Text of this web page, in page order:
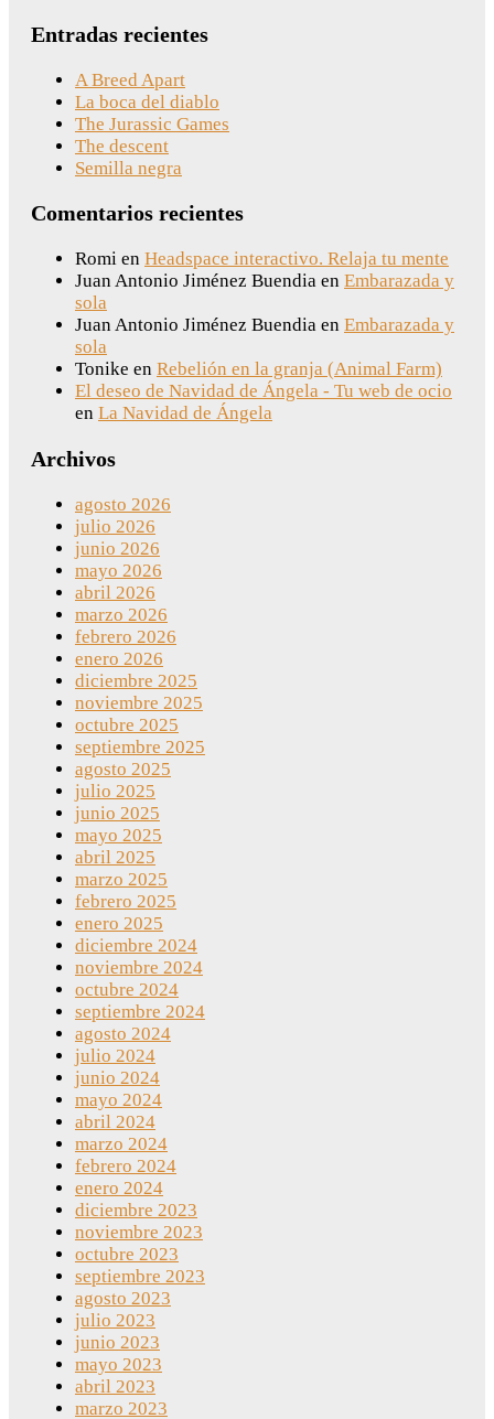
Entradas recientes
A Breed Apart
La boca del diablo
The Jurassic Games
The descent
Semilla negra
Comentarios recientes
Romi en Headspace interactivo. Relaja tu mente
Juan Antonio Jiménez Buendia en Embarazada y
sola
Juan Antonio Jiménez Buendia en Embarazada y
sola
Tonike en Rebelión en la granja (Animal Farm)
El deseo de Navidad de Ángela - Tu web de ocio
en La Navidad de Ángela
Archivos
agosto 2026
julio 2026
junio 2026
mayo 2026
abril 2026
marzo 2026
febrero 2026
enero 2026
diciembre 2025
noviembre 2025
octubre 2025
septiembre 2025
agosto 2025
julio 2025
junio 2025
mayo 2025
abril 2025
marzo 2025
febrero 2025
enero 2025
diciembre 2024
noviembre 2024
octubre 2024
septiembre 2024
agosto 2024
julio 2024
junio 2024
mayo 2024
abril 2024
marzo 2024
febrero 2024
enero 2024
diciembre 2023
noviembre 2023
octubre 2023
septiembre 2023
agosto 2023
julio 2023
junio 2023
mayo 2023
abril 2023
marzo 2023